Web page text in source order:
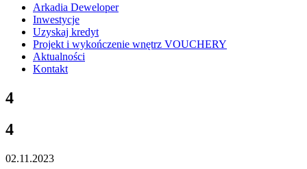
Arkadia Deweloper
Inwestycje
Uzyskaj kredyt
Projekt i wykończenie wnętrz VOUCHERY
Aktualności
Kontakt
4
4
02.11.2023